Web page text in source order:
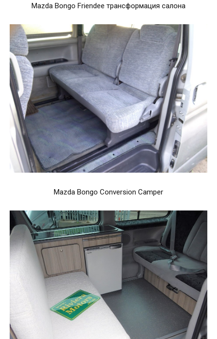
Mazda Bongo Friendee трансформация салона
Mazda Bongo Conversion Camper